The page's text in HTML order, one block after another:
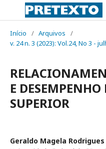
Início / Arquivos
/
v. 24 n. 3 (2023): Vol.24, No 3 -
E
SUPERIOR
Geraldo Magela